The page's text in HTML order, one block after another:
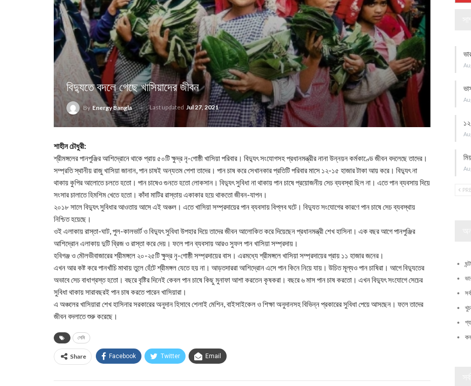
বিদ্যুতে বদলে গেছে খাসিয়াদের জীবন
By Energy Bangla Last updated Jul 27, 2021
শাহীন চৌধুরী:
শ্রীমঙ্গলের পানপুঞ্জির আশিদ্রোনে থাকে প্রায় ৫০টি ক্ষুদ্র নৃ-গোষ্ঠী খাসিয়া পরিবার। বিদ্যুৎ সংযোগসহ প্রধানমন্ত্রীর নানা উন্নয়ন কর্মকাণ্ডে জীবন বদলেছে তাদের।
সম্প্রতি স্থানীয় রাজু খাসিয়া জানান, পান চাষই অন্যতম পেশা তাদের। পান চাষ করে সেখানকার প্রতিটি পরিবার মাসে ১২-১৫ হাজার টাকা আয় করে। বিদ্যুৎ না
থাকায় কুপির আলোতে চলতে হতো। পান চাষেও গুনতে হতো লোকসান। বিদ্যুৎ সুবিধা না থাকায় পান চাষে প্রয়োজনীয় সেচ ব্যবস্থা ছিল না। এতে পান ব্যবসায় দিয়ে
সংসার চালাতে হিমশিম খেতে হতো। কাঁদা মাটির রাস্তায় একাকার হয়ে থাকতো জীবন-যাপন।
২০১৮ সালে বিদ্যুৎ সুবিধার আওতায় আসে এই অঞ্চল। এতে খাসিয়া সম্প্রদায়ের পান ব্যবসায় বিপ্লব ঘটে। বিদ্যুত সংযোগের কারণে পান চাষে সেচ ব্যবস্থায়
নিশ্চিত হয়েছে।
ওই এলাকায় রাস্তা-ঘাট, পুল-কালভার্ট ও বিদ্যুৎ সুবিধা উপহার দিয়ে তাদের জীবন আলোকিত করে দিয়েছেন প্রধানমন্ত্রী শেখ হাসিনা। এক বছর আগে পানপুঞ্জির
আশিদ্রোন এলাকায় দুটি ব্রিজ ও রাস্তা করে দেয়। ফলে পান ব্যবসায় আরও সুফল পান খাসিয়া সম্প্রদায়।
হবিগঞ্জ ও মৌলভীবাজারের শ্রীমঙ্গলে ২০-২৫টি ক্ষুদ্র নৃ-গোষ্ঠী সম্প্রদায়ের বাস। এরমধ্যে শ্রীমঙ্গলে খাসিয়া সম্প্রদায়ের প্রায় ১১ হাজার জনের।
এখন আর কষ্ট করে পানখাঁচি মাথায় তুলে হেঁটে শ্রীমঙ্গল যেতে হয় না। আড়তদাররা আশিদ্রোন এসে পান কিনে নিয়ে যায়। উচিত মূল্যও পান চাষিরা। আগে বিদ্যুতের
অভাবে সেচ বাধাগ্রস্ত হতো। বছরে বৃষ্টির দিনেই কেবল পান চাষে কিছু মুনাফা আশা করতেন কৃষকরা। বছরে ৬ মাস পান চাষ করতো। এখন বিদ্যুৎ সংযোগে সেচের
সুবিধা থাকায় সারাবছরই পান চাষ করতে পারেন খাসিয়ারা।
এ অঞ্চলের খাসিয়ারা শেখ হাসিনার সরকারের অনুদান হিসাবে শেলাই মেশিন, বাইসাইকেল ও শিক্ষা অনুদানসহ বিভিন্ন প্রকারের সুবিধা পেয়ে আসছেন। ফলে তাদের
জীবন বদলাতে শুরু করেছে।
সেমি
Share Facebook Twitter Email